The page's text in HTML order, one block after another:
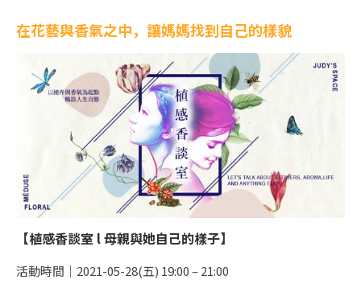
在花藝與香氣之中，讓媽媽找到自己的樣貌
【植感香談室 l 母親與她自己的樣子】
活動時間｜2021-05-28(五) 19:00 – 21:00